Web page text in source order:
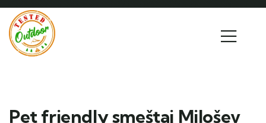
Pet friendly smeštaj Milošev